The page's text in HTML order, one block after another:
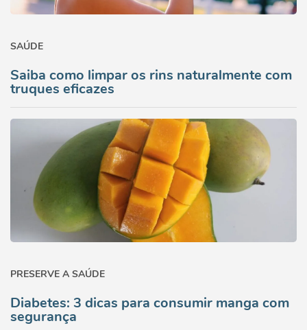
SAÚDE
Saiba como limpar os rins naturalmente com
truques eficazes
PRESERVE A SAÚDE
Diabetes: 3 dicas para consumir manga com
segurança